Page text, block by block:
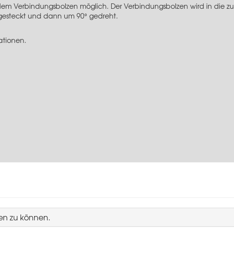
Verbindungsbolzen möglich. Der Verbindungsbolzen wird in die
und dann um 90° gedreht.
zu können.